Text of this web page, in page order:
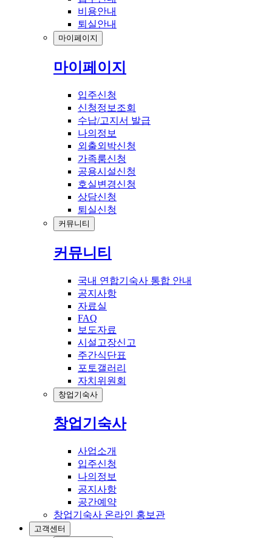
비용안내
퇴실안내
마이페이지
마이페이지
입주신청
신청정보조회
수납/고지서 발급
나의정보
외출외박신청
가족룸신청
공용시설신청
호실변경신청
상담신청
퇴실신청
커뮤니티
커뮤니티
국내 연합기숙사 통합 안내
공지사항
자료실
FAQ
보도자료
시설고장신고
주간식단표
포토갤러리
자치위원회
창업기숙사
창업기숙사
사업소개
입주신청
나의정보
공지사항
공간예약
창업기숙사 온라인 홍보관
고객센터